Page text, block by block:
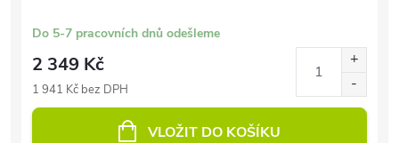
Do 5-7 pracovních dnů odešleme
2 349 Kč
1 941 Kč bez DPH
VLOŽIT DO KOŠÍKU